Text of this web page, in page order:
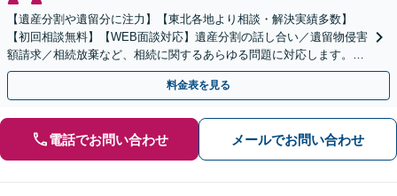
【遺産分割や遺留分に注力】【東北各地より相談・解決実績多数】
【初回相談無料】【WEB面談対応】遺産分割の話し合い／遺留物侵害
額請求／相続放棄など、相続に関するあらゆる問題に対応します。ご
事情やご意向を丁寧にお聞きし、有利な解決を目指します
料金表を見る
電話でお問い合わせ メールでお問い合わせ